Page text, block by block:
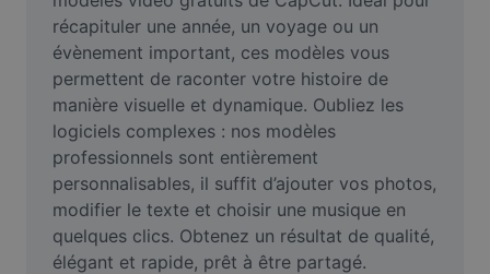
AI People Remover
AI Inpainting
Face Cutout
Vidéo
Suppression de l'arrière-plan de vidéos
récapituler une année, un voyage ou un
évènement important, ces modèles vous
permettent de raconter votre histoire de
manière visuelle et dynamique. Oubliez les
logiciels complexes : nos modèles
professionnels sont entièrement
personnalisables, il suffit d’ajouter vos photos,
modifier le texte et choisir une musique en
quelques clics. Obtenez un résultat de qualité,
élégant et rapide, prêt à être partagé.